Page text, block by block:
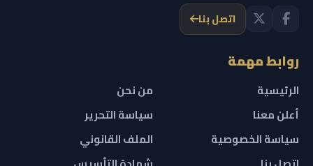
اتصل بنا
روابط مهمة
الرئيسية
من نحن
أعلن معنا
سياسة التحرير
سياسة الخصوصية
الملف القانوني